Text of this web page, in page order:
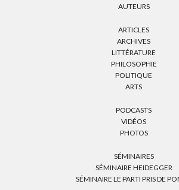
AUTEURS
ARTICLES
ARCHIVES
LITTÉRATURE
PHILOSOPHIE
POLITIQUE
ARTS
PODCASTS
VIDÉOS
PHOTOS
SÉMINAIRES
SÉMINAIRE HEIDEGGER
SÉMINAIRE LE PARTI PRIS DE